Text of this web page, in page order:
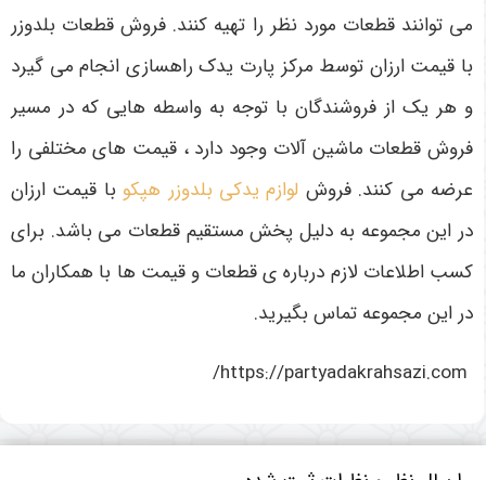
می توانند قطعات مورد نظر را تهیه کنند. فروش قطعات بلدوزر
با قیمت ارزان توسط مرکز پارت یدک راهسازی انجام می گیرد
و هر یک از فروشندگان با توجه به واسطه هایی که در مسیر
فروش قطعات ماشین آلات وجود دارد ، قیمت های مختلفی را
عرضه می کنند. فروش لوازم یدکی بلدوزر هپکو با قیمت ارزان
در این مجموعه به دلیل پخش مستقیم قطعات می باشد. برای
کسب اطلاعات لازم درباره ی قطعات و قیمت ها با همکاران ما
در این مجموعه تماس بگیرید.